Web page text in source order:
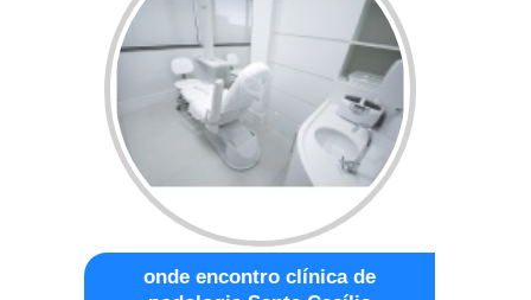
onde encontro clínica de